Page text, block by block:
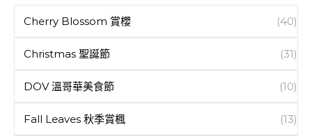
Cherry Blossom 賞櫻 (40)
Christmas 聖誕節 (31)
DOV 溫哥華美食節 (10)
Fall Leaves 秋季賞楓 (13)